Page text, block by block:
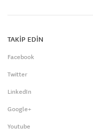
TAKİP EDİN
Facebook
Twitter
LinkedIn
Google+
Youtube